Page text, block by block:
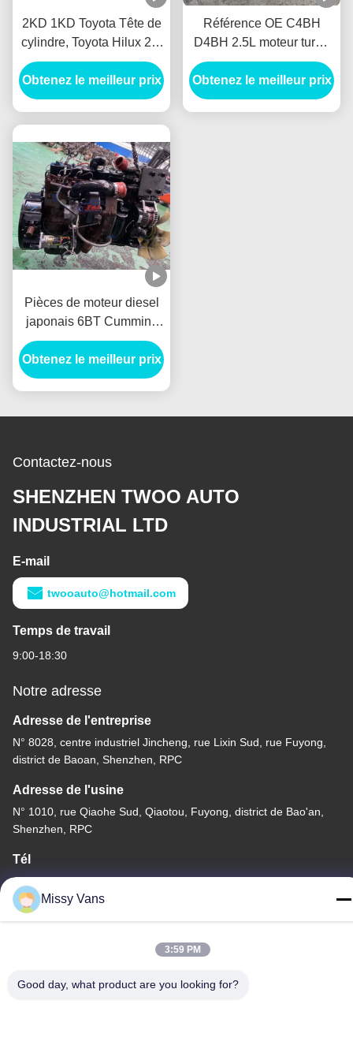
2KD 1KD Toyota Tête de
cylindre, Toyota Hilux 2.5
D4D (2KD) Tête de
cylindre du moteur
Obtenez le meilleur prix
Référence OE C4BH
D4BH 2.5L moteur turbo
diesel Long Block Adapté
Pour Hyundai H1 KIA
Bongo JAC
Obtenez le meilleur prix
Pièces de moteur diesel
japonais 6BT Cummins
bloc long pour camion,
bus, générateur
Obtenez le meilleur prix
Contactez-nous
SHENZHEN TWOO AUTO
INDUSTRIAL LTD
E-mail
twooauto@hotmail.com
Temps de travail
9:00-18:30
Notre adresse
Adresse de l'entreprise
N° 8028, centre industriel Jincheng, rue Lixin Sud, rue Fuyong,
district de Baoan, Shenzhen, RPC
Adresse de l'usine
N° 1010, rue Qiaohe Sud, Qiaotou, Fuyong, district de Bao'an,
Shenzhen, RPC
Tél
+86-185-7643-6547
Copyright © -2026 SHENZHEN TWOO AUTO INDUSTRIAL LTD .
Missy Vans
3:59 PM
Good day, what product are you looking for?